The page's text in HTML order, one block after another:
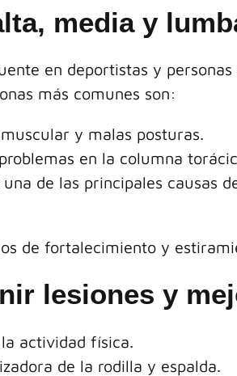
media y
en deportistas y
más comunes son:
y malas posturas.
en la columna
de las principales causas
de fortalecimiento y
lesiones y
actividad física.
de la rodilla y espalda.